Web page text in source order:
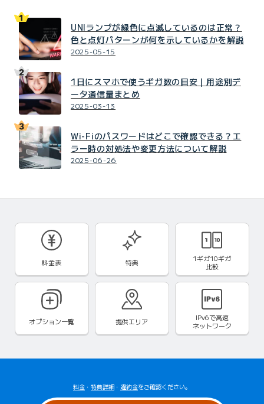
UNIランプが緑色に点滅しているのは正常？
色と点灯パターンが何を示しているかを解説
2025-05-15
1日にスマホで使うギガ数の目安｜用途別デ
ータ通信量まとめ
2025-03-13
Wi-Fiのパスワードはどこで確認できる？エ
ラー時の対処法や変更方法について解説
2025-06-26
料金表 特典
1ギガ10ギガ
比較
オプション一覧 提供エリア IPv6で高速
ネットワーク
料金 ・ 特典詳細 ・ 違約金をご確認ください。